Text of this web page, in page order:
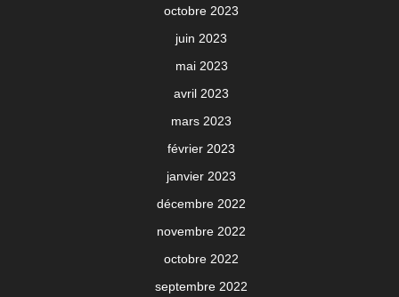
octobre 2023
juin 2023
mai 2023
avril 2023
mars 2023
février 2023
janvier 2023
décembre 2022
novembre 2022
octobre 2022
septembre 2022